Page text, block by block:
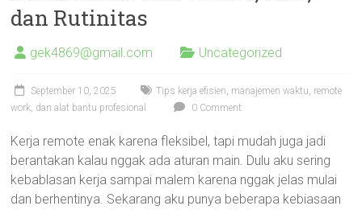
dan Rutinitas
gek4869@gmail.com Uncategorized
September 10, 2025
Tips kerja efisien, manajemen waktu, remote
work, dan alat bantu profesional
0 Comment
Kerja remote enak karena fleksibel, tapi mudah juga jadi
berantakan kalau nggak ada aturan main. Dulu aku sering
kebablasan kerja sampai malem karena nggak jelas mulai
dan berhentinya. Sekarang aku punya beberapa kebiasaan